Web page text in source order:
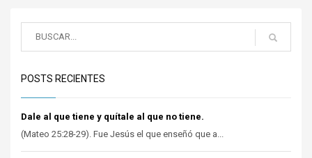
POSTS RECIENTES
Dale al que tiene y quítale al que no tiene.
(Mateo 25:28-29). Fue Jesús el que enseñó que a...